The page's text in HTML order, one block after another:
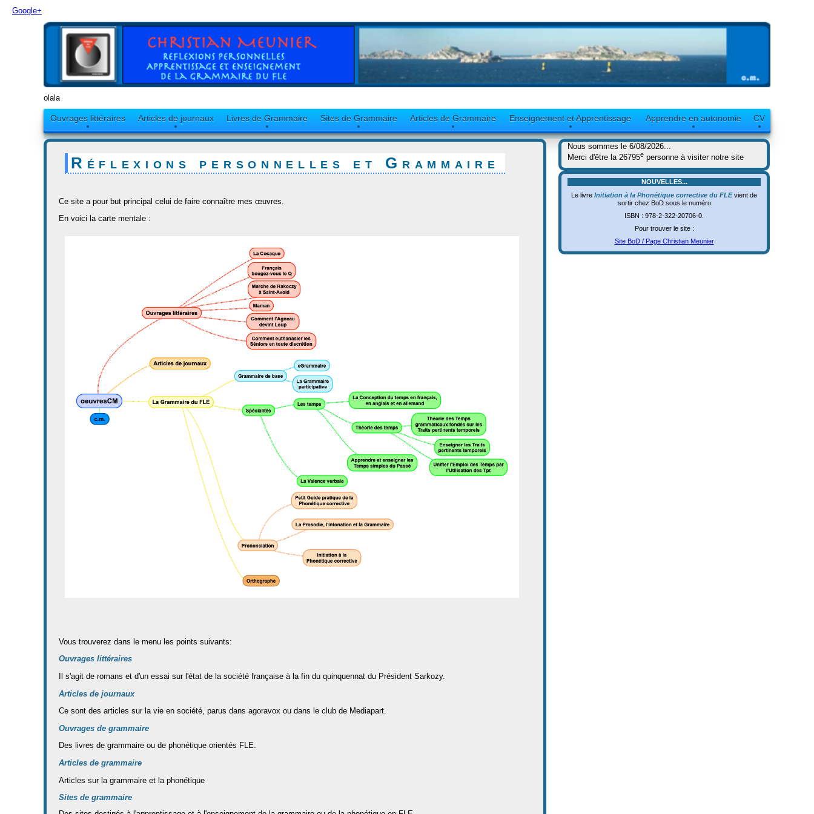
Google+
olala
Ouvrages littéraires Articles de journaux Livres de Grammaire Sites de Grammaire Articles de Grammaire Enseignement et Apprentissage Apprendre en autonomie CV
Réflexions personnelles et Grammaire
Ce site a pour but principal celui de faire connaître mes œuvres.
En voici la carte mentale :
Vous trouverez dans le menu les points suivants:
Ouvrages littéraires
Il s'agit de romans et d'un essai sur l'état de la société française à la fin du quinquennat du Président Sarkozy.
Articles de journaux
Ce sont des articles sur la vie en société, parus dans agoravox ou dans le club de Mediapart.
Ouvrages de grammaire
Des livres de grammaire ou de phonétique orientés FLE.
Articles de grammaire
Articles sur la grammaire et la phonétique
Sites de grammaire
Nous sommes le 6/08/2026...
Merci d'être la 26795e personne à visiter notre site
NOUVELLES...
Le livre Initiation à la Phonétique corrective du FLEvient de
sortir chez BoD sous le numéro
ISBN : 978-2-322-20706-0.
Pour trouver le site :
Site BoD / Page Christian Meunier